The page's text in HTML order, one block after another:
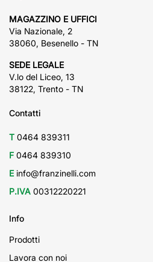
MAGAZZINO E UFFICI
Via Nazionale, 2
38060, Besenello - TN
SEDE LEGALE
V.lo del Liceo, 13
38122, Trento - TN
Contatti
T 0464 839311
F 0464 839310
E info@franzinelli.com
P.IVA 00312220221
Info
Prodotti
Lavora con noi